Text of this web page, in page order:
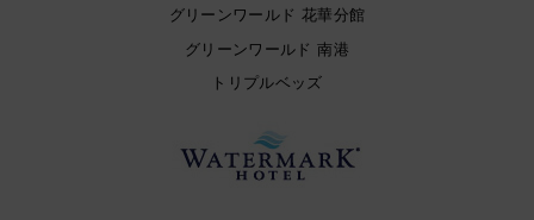
グリーンワールド 花華分館
グリーンワールド 南港
トリプルベッズ